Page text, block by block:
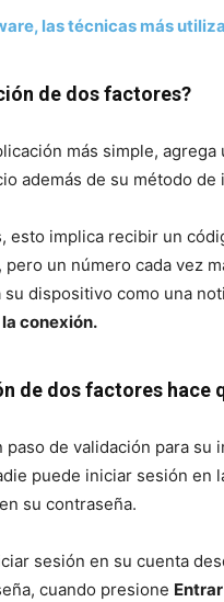
las técnicas más
de dos factores?
más simple,
además de su método
esto implica recibir un
un número cada vez
dispositivo como una
conexión.
de dos factores hace
paso de validación para
puede iniciar sesión en
su contraseña.
sesión en su cuenta
cuando presione